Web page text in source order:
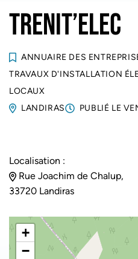
TRENIT’ELEC
ANNUAIRE DES
TRAVAUX D'INSTALLATION
LOCAUX
LANDIRAS
PUBLIÉ LE
Localisation :
Rue Joachim de Chalup,
33720 Landiras
+
−